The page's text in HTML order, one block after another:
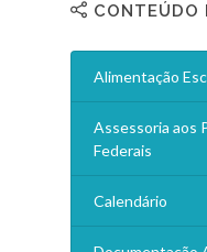
CONTEÚDO
Alimentação
Assessoria aos
Federais
Calendário